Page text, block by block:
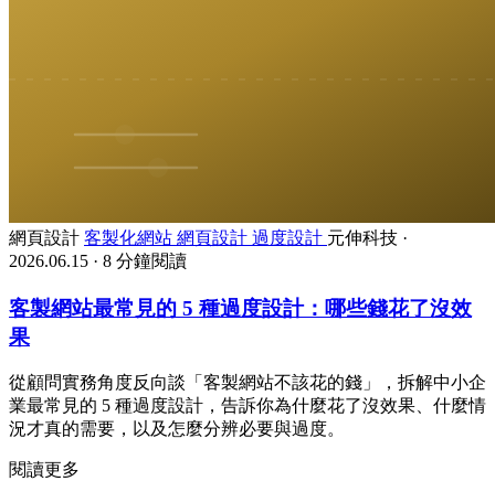
網頁設計 客製化網站 網頁設計 過度設計 元伸科技 ·
2026.06.15 · 8 分鐘閱讀
客製網站最常見的 5 種過度設計：哪些錢花了沒效
果
從顧問實務角度反向談「客製網站不該花的錢」，拆解中小企
業最常見的 5 種過度設計，告訴你為什麼花了沒效果、什麼情
況才真的需要，以及怎麼分辨必要與過度。
閱讀更多